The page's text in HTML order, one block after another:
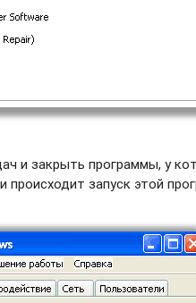
и закрыть программы, у
происходит запуск этой